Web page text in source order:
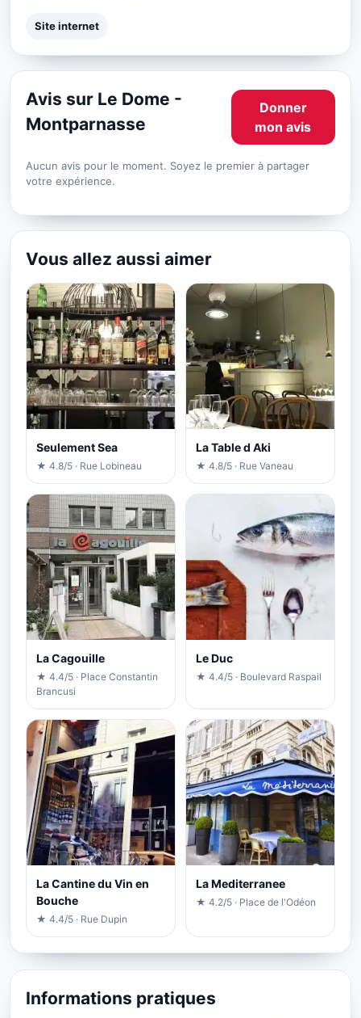
Site internet
Avis sur Le Dome -
Montparnasse
Donner
mon avis
Aucun avis pour le moment. Soyez le premier à partager
votre expérience.
Vous allez aussi aimer
Seulement Sea
★ 4.8/5 · Rue Lobineau
La Table d Aki
★ 4.8/5 · Rue Vaneau
La Cagouille
★ 4.4/5 · Place Constantin
Brancusi
Le Duc
★ 4.4/5 · Boulevard Raspail
La Cantine du Vin en
Bouche
★ 4.4/5 · Rue Dupin
La Mediterranee
★ 4.2/5 · Place de l'Odéon
Informations pratiques